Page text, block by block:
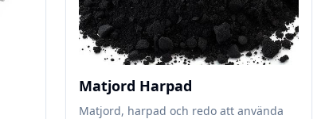
Matjord Harpad
Matjord, harpad och redo att använda